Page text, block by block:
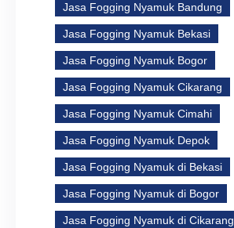
Jasa Fogging Nyamuk Bandung
Jasa Fogging Nyamuk Bekasi
Jasa Fogging Nyamuk Bogor
Jasa Fogging Nyamuk Cikarang
Jasa Fogging Nyamuk Cimahi
Jasa Fogging Nyamuk Depok
Jasa Fogging Nyamuk di Bekasi
Jasa Fogging Nyamuk di Bogor
Jasa Fogging Nyamuk di Cikarang